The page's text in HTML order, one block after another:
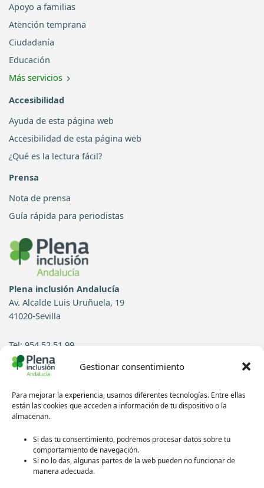
Gestionar consentimiento
Para mejorar la experiencia, usamos diferentes tecnologías. Entre ellas
están las cookies que acceden a información de tu dispositivo o la
almacenan.
Si das tu consentimiento, podremos procesar datos sobre tu
comportamiento de navegación.
Si no lo das, algunas partes de la web pueden no funcionar de
manera adecuada.
Apoyo a familias
Atención temprana
Ciudadanía
Educación
Más servicios
Accesibilidad
Ayuda de esta página web
Accesibilidad de esta página web
¿Qué es la lectura fácil?
Prensa
Nota de prensa
Guía rápida para periodistas
Plena inclusión Andalucía
Av. Alcalde Luis Uruñuela, 19
41020-Sevilla
Tel: 954 52 51 99
Contacto
Síguenos en redes sociales: